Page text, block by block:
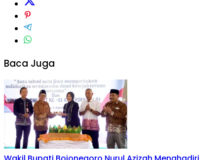
Baca Juga